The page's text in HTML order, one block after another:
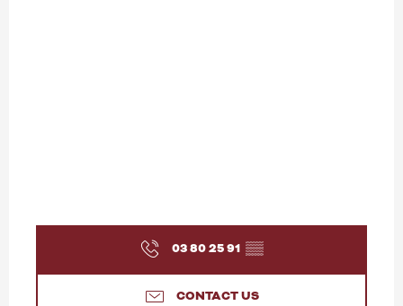
03 80 25 91 ▒▒
CONTACT US